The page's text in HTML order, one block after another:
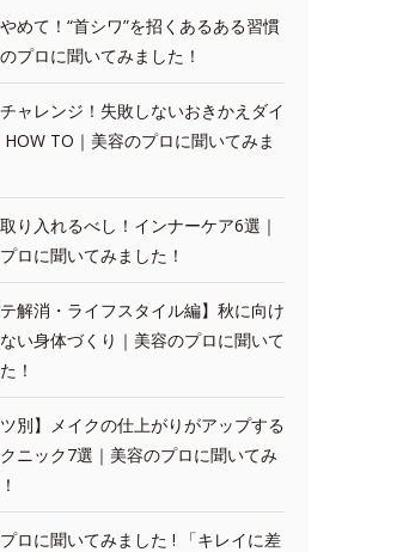
めて！“首シワ”を招くあるある習慣
プロに聞いてみました！
ャレンジ！失敗しないおきかえダイ
HOW TO｜美容のプロに聞いてみま
り入れるべし！インナーケア6選｜
ロに聞いてみました！
テ解消・ライフスタイル編】秋に向け
い身体づくり｜美容のプロに聞いて
！
ツ別】メイクの仕上がりがアップする
ニック7選｜美容のプロに聞いてみ
ロに聞いてみました ! 「キレイに差